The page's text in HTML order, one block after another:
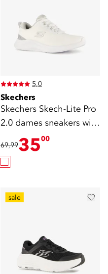
5,0
Skechers
Skechers Skech-Lite Pro
2.0 dames sneakers wit
69,993500
sale